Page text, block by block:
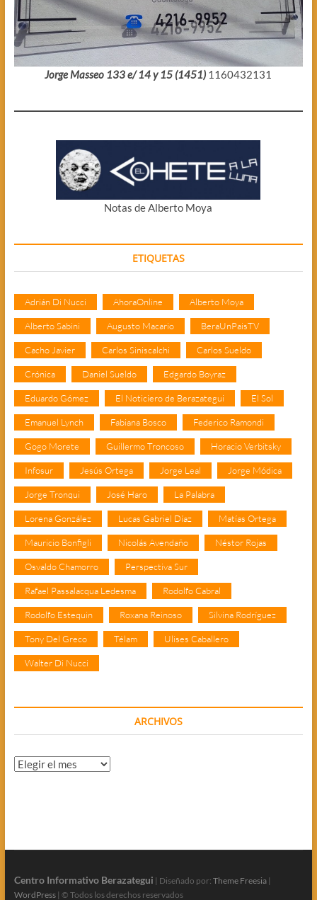
Jorge Masseo 133 e/ 14 y 15 (1451) 1160432131
Notas de Alberto Moya
ETIQUETAS
Adrián Di Nucci AhoraOnline Alberto Moya
Alberto Sabini Augusto Macario BeraUnPaisTV
Cacho Javier Carlos Siniscalchi Carlos Sueldo
Crónica Daniel Sueldo Edgardo Boyraz
Eduardo Gómez El Noticiero de Berazategui El Sol
Emanuel Lynch Fabiana Bosco Federico Ramondi
Gogo Morete Guillermo Troncoso Horacio Verbitsky
Infosur Jesús Ortega Jorge Leal Jorge Módica
Jorge Tronqui José Haro La Palabra
Lorena González Lucas Gabriel Díaz Matías Ortega
Mauricio Bonfigli Nicolás Avendaño Néstor Rojas
Osvaldo Chamorro Perspectiva Sur
Rafael Passalacqua Ledesma Rodolfo Cabral
Rodolfo Estequin Roxana Reinoso Silvina Rodríguez
Tony Del Greco Télam Ulises Caballero
Walter Di Nucci
ARCHIVOS
Archivos
Centro Informativo Berazategui | Diseñado por: Theme Freesia|
WordPress| © Todos los derechos reservados